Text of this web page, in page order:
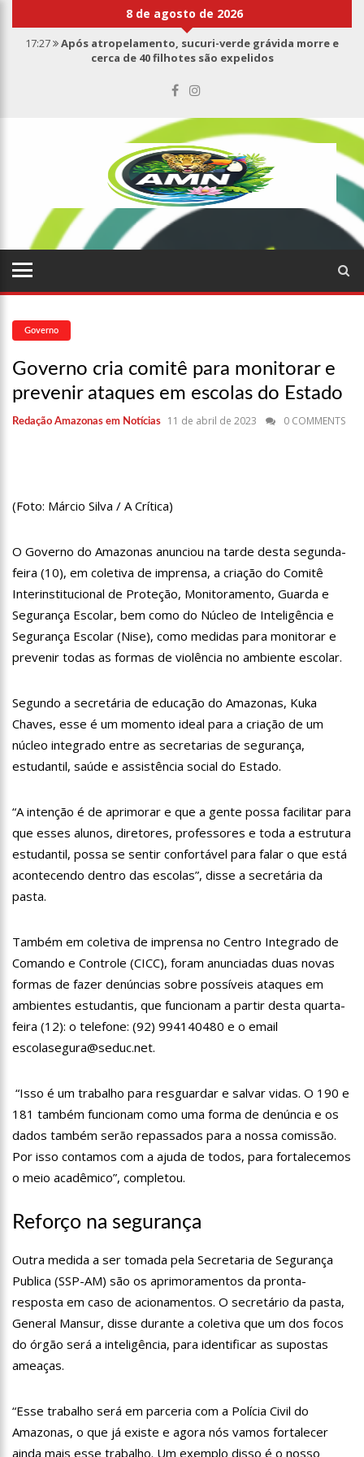
8 de agosto de 2026
17:27
Após atropelamento, sucuri-verde grávida morre e
cerca de 40 filhotes são expelidos
suspeita de botulismo
Saiba quem é Mazinho da Ecobarreira, candidato a vereador
de Manaus (vídeo)
Consumidores denunciam falta de preços em produtos e até
mau cheiro em freezer de supermercado na Cidade Nova
Justiça proíbe ex-prefeito de chegar perto de prefeita de
Nhamundá, no AM
15:01
Carro envolvido em acidente fatal pertencia a Wanderley
13:43
07:21 Grave explosão em clube de tiro deixa quatro vítimas fatais
18:42 Preço médio da gasolina registra queda e vai a R$ 5,04 no
17:36 Prefeitura de Manaus recupera praça da Saudade e
fortalece patrimônio histórico amazonense
jurídica de Lula contra Bolsonaro
13:31 A Vitória Do Empreendedorismo
09:04 BOMBA! Pastor é coagido por sistema político da Ieadam para
adesivar seu veículo com candidatos da instituição – Veja vídeo!
Com a família, Israel Carvalho participa de ato pró-Brasil
neste 07 de setembro
23:48
Hissa Abrahão é recebido por multidão na zona Leste de
23:40 Hissa Abrahão critica decisão de Barroso sobre piso salarial
de enfermeiros
18:08
Com quase 300 mil votos para o Senado em 2018, Hissa é
recebido por multidão na zona Sul de Manaus
12:51 Hissa Abrahão dispara e deve ser o primeiro no Avante à
21:55 Hissa Abrahão fala em oportunidades para feirantes no
Eldorado
22:45
Hissa Abrahão tem candidatura deferida pela Justiça Eleitoral
20:33 Hissa Abrahão pede aos eleitores que compareçam às urnas
10:32 Vacinação contra Covid-19 acontece em 12 postos neste
sábado em Manaus
Bolsistas do Prouni começam a receber hoje auxílio de R$
400
17:50 Pesquisa aponta que tecnologia pode ajudar na melhoria da
qualidade das escolas no Amazonas
Viviane Lima é aposta do MDB para ser deputada federal do
Amazonas
20:23 Prefeitura abre credenciamento de prestadores de serviços
para o Manausmed
00:59 Pré-Candidata a Deputada Federal, Viviane Lima(MDB)
10:06
tentava instalar novos medidores em Manaus
Junho, afirma Menezes
22:10 PRÉ-CANDIDATURA – ‘Vamos mostrar nossa força’, diz Arthur
ao ser ovacionado em festa popular
14:41 Mais de 50 unidades de saúde da Prefeitura ofertam vacina
contra a Covid-19 nesta semana em Manaus
13:57 Moradores celebram pagamento de indenizações do Anel
no Brasil
11:32 Engenheiro é o segundo brasileiro a viajar ao espaço, confira
agora:
Governo
Governo cria comitê para monitorar e
prevenir ataques em escolas do Estado
Redação Amazonas em Notícias 11 de abril de 2023 0 COMMENTS
(Foto: Márcio Silva / A Crítica)
O Governo do Amazonas anunciou na tarde desta segunda-
feira (10), em coletiva de imprensa, a criação do Comitê
Interinstitucional de Proteção, Monitoramento, Guarda e
Segurança Escolar, bem como do Núcleo de Inteligência e
Segurança Escolar (Nise), como medidas para monitorar e
prevenir todas as formas de violência no ambiente escolar.
Segundo a secretária de educação do Amazonas, Kuka
Chaves, esse é um momento ideal para a criação de um
núcleo integrado entre as secretarias de segurança,
estudantil, saúde e assistência social do Estado.
“A intenção é de aprimorar e que a gente possa facilitar para
que esses alunos, diretores, professores e toda a estrutura
estudantil, possa se sentir confortável para falar o que está
acontecendo dentro das escolas”, disse a secretária da
pasta.
Também em coletiva de imprensa no Centro Integrado de
Comando e Controle (CICC), foram anunciadas duas novas
formas de fazer denúncias sobre possíveis ataques em
ambientes estudantis, que funcionam a partir desta quarta-
feira (12): o telefone: (92) 994140480 e o email
escolasegura@seduc.net.
“Isso é um trabalho para resguardar e salvar vidas. O 190 e
181 também funcionam como uma forma de denúncia e os
dados também serão repassados para a nossa comissão.
Por isso contamos com a ajuda de todos, para fortalecemos
o meio acadêmico”, completou.
Reforço na segurança
Outra medida a ser tomada pela Secretaria de Segurança
Publica (SSP-AM) são os aprimoramentos da pronta-
resposta em caso de acionamentos. O secretário da pasta,
General Mansur, disse durante a coletiva que um dos focos
do órgão será a inteligência, para identificar as supostas
ameaças.
“Esse trabalho será em parceria com a Polícia Civil do
Amazonas, o que já existe e agora nós vamos fortalecer
ainda mais esse trabalho. Um exemplo disso é o nosso